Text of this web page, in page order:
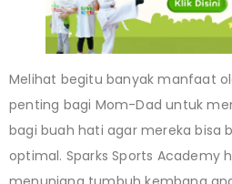
Melihat begitu banyak manfaat
penting bagi Mom-Dad untuk
bagi buah hati agar mereka bisa
optimal. Sparks Sports Academy